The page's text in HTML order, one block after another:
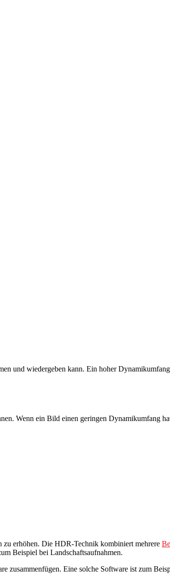
und wiedergeben kann. Ein hoher
Wenn ein Bild einen geringen Dynamikumfang
erhöhen. Die HDR-Technik kombiniert mehrere
Beispiel bei Landschaftsaufnahmen.
zusammenfügen. Eine solche Software ist zum